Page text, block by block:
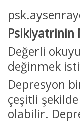
Psikiyatrinin
Değerli
değinmek
Depresyon
çeşitli
olabilir.